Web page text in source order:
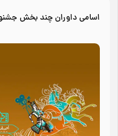
اسامی داوران چند بخش